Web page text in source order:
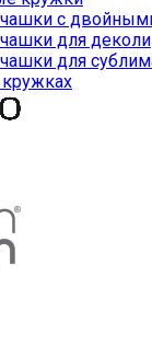
с
для деколи
для